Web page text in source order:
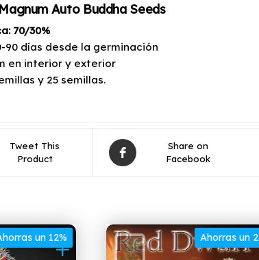
Auto Buddha Seeds
70/30%
90 días desde la germinación
en interior y exterior
y 25 semillas.
Tweet This
Product
Share on
Facebook
un 12% Ahorras un